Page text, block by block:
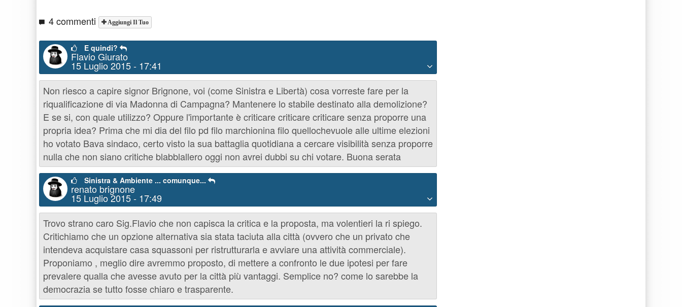
4 commenti Aggiungi Il Tuo
E quindi?
Flavio Giurato
15 Luglio 2015 - 17:41
Non riesco a capire signor Brignone, voi (come Sinistra e Libertà) cosa vorreste fare per la
riqualificazione di via Madonna di Campagna? Mantenere lo stabile destinato alla demolizione?
E se si, con quale utilizzo? Oppure l'importante è criticare criticare criticare senza proporre una
propria idea? Prima che mi dia del filo pd filo marchionina filo quellochevuole alle ultime elezioni
ho votato Bava sindaco, certo visto la sua battaglia quotidiana a cercare visibilità senza proporre
nulla che non siano critiche blabblallero oggi non avrei dubbi su chi votare. Buona serata
Sinistra & Ambiente ... comunque...
renato brignone
15 Luglio 2015 - 17:49
Trovo strano caro Sig.Flavio che non capisca la critica e la proposta, ma volentieri la ri spiego.
Critichiamo che un opzione alternativa sia stata taciuta alla città (ovvero che un privato che
intendeva acquistare casa squassoni per ristrutturarla e avviare una attività commerciale).
Proponiamo , meglio dire avremmo proposto, di mettere a confronto le due ipotesi per fare
prevalere qualla che avesse avuto per la città più vantaggi. Semplice no? come lo sarebbe la
democrazia se tutto fosse chiaro e trasparente.